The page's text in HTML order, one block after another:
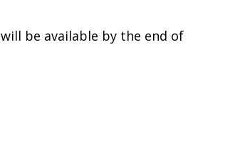
be available by the end of